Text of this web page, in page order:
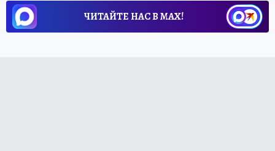
ЧИТАЙТЕ НАС В МАХ!